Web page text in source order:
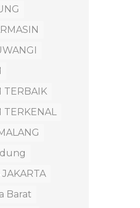
TERBAIK
TERKENAL
Barat